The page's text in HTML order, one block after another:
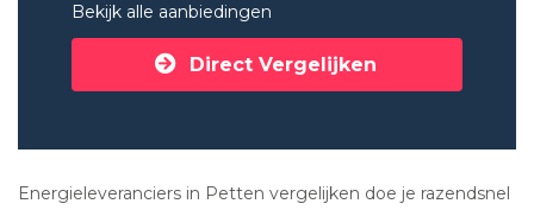
Bekijk alle aanbiedingen
Direct Vergelijken
Energieleveranciers in Petten vergelijken doe je razendsnel